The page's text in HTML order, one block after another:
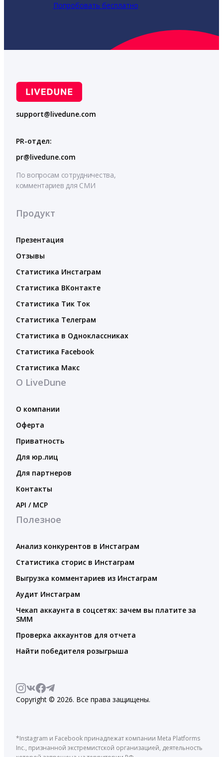
Попробовать бесплатно
support@livedune.com
PR-отдел:
pr@livedune.com
По вопросам сотрудничества,
комментариев для СМИ
Продукт
Презентация
Отзывы
Статистика Инстаграм
Статистика ВКонтакте
Статистика Тик Ток
Статистика Телеграм
Статистика в Одноклассниках
Статистика Facebook
Статистика Макс
О LiveDune
О компании
Оферта
Приватность
Для юр.лиц
Для партнеров
Контакты
API / MCP
Полезное
Анализ конкурентов в Инстаграм
Статистика сторис в Инстаграм
Выгрузка комментариев из Инстаграм
Аудит Инстаграм
Чекап аккаунта в соцсетях: зачем вы платите за
SMM
Проверка аккаунтов для отчета
Найти победителя розыгрыша
Copyright © 2026. Все права защищены.
*Instagram и Facebook принадлежат компании Meta Platforms
Inc., признанной экстремистской организацией, деятельность